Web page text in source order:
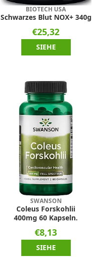
BIOTECH USA
Schwarzes Blut NOX+ 340g
€25,32
SIEHE
SWANSON
Coleus Forskohlii
400mg 60 Kapseln.
€8,13
SIEHE